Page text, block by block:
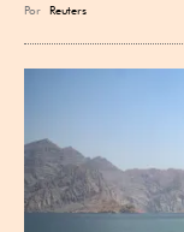
Por Reuters